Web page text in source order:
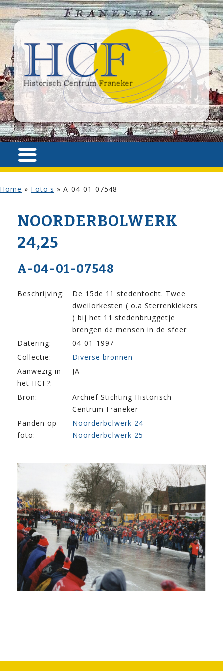
Home » Foto's » A-04-01-07548
NOORDERBOLWERK
24,25
A-04-01-07548
Beschrijving:
De 15de 11 stedentocht. Twee
dweilorkesten ( o.a Sterrenkiekers
) bij het 11 stedenbruggetje
brengen de mensen in de sfeer
Datering:
04-01-1997
Collectie:
Diverse bronnen
Aanwezig in
het HCF?:
JA
Bron:
Archief Stichting Historisch
Centrum Franeker
Panden op
foto:
Noorderbolwerk 24
Noorderbolwerk 25